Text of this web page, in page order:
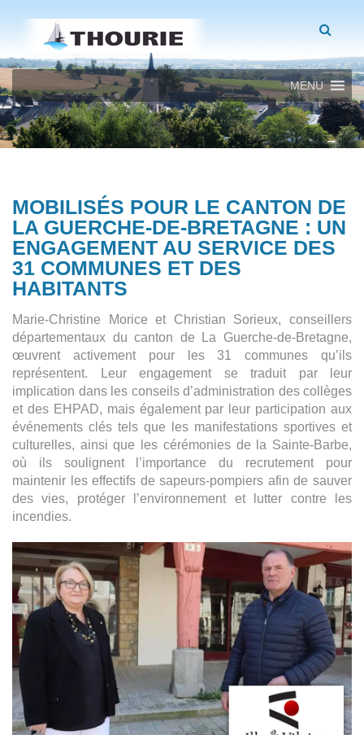
MENU
MOBILISÉS POUR LE CANTON DE
LA GUERCHE-DE-BRETAGNE : UN
ENGAGEMENT AU SERVICE DES
31 COMMUNES ET DES
HABITANTS
Marie-Christine Morice et Christian Sorieux, conseillers
départementaux du canton de La Guerche-de-Bretagne,
œuvrent activement pour les 31 communes qu’ils
représentent. Leur engagement se traduit par leur
implication dans les conseils d’administration des collèges
et des EHPAD, mais également par leur participation aux
événements clés tels que les manifestations sportives et
culturelles, ainsi que les cérémonies de la Sainte-Barbe,
où ils soulignent l’importance du recrutement pour
maintenir les effectifs de sapeurs-pompiers afin de sauver
des vies, protéger l’environnement et lutter contre les
incendies.